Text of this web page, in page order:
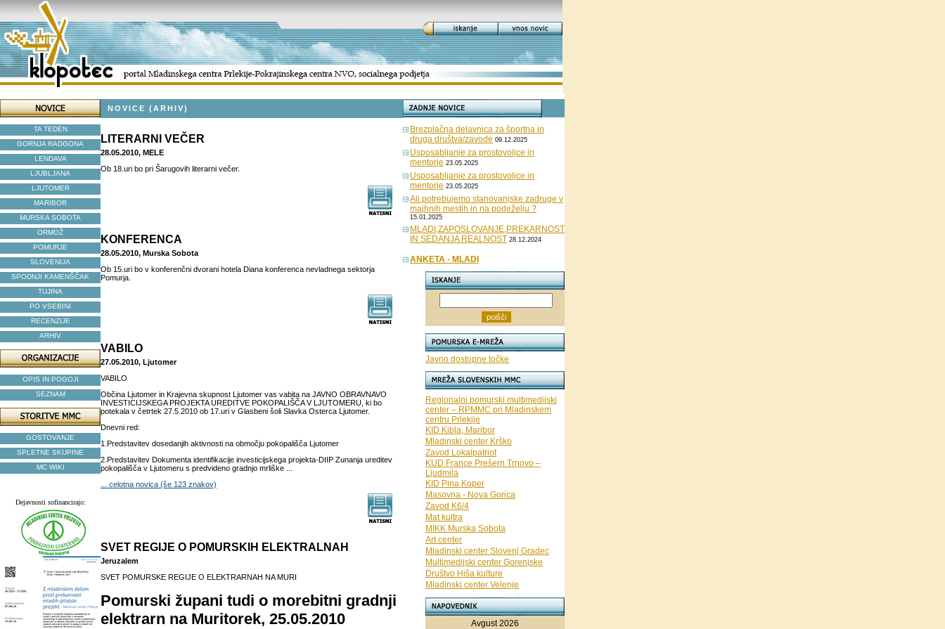
TA TEDEN
GORNJA RADGONA
LENDAVA
LJUBLJANA
LJUTOMER
MARIBOR
MURSKA SOBOTA
ORMOŽ
POMURJE
SLOVENIJA
SPODNJI KAMENŠČAK
TUJINA
PO VSEBINI
RECENZIJE
ARHIV
OPIS IN POGOJI
SEZNAM
GOSTOVANJE
SPLETNE SKUPINE
MC WIKI
Dejavnosti sofinancirajo:
NOVICE (ARHIV)
LITERARNI VEČER
28.05.2010, MELE
Ob 18.uri bo pri Šarugovih literarni večer.
KONFERENCA
28.05.2010, Murska Sobota
Ob 15.uri bo v konferenčni dvorani hotela Diana konferenca nevladnega sektorja
Pomurja.
VABILO
27.05.2010, Ljutomer
VABILO
Občina Ljutomer in Krajevna skupnost Ljutomer vas vabita na JAVNO OBRAVNAVO
INVESTICIJSKEGA PROJEKTA UREDITVE POKOPALIŠČA V LJUTOMERU, ki bo
potekala v četrtek 27.5.2010 ob 17.uri v Glasbeni šoli Slavka Osterca Ljutomer.
Dnevni red:
1.Predstavitev dosedanjih aktivnosti na območju pokopališča Ljutomer
2.Predstavitev Dokumenta identifikacije investicijskega projekta-DIIP Zunanja ureditev
pokopališča v Ljutomeru s predvideno gradnjo mrliške ...
... celotna novica (še 123 znakov)
SVET REGIJE O POMURSKIH ELEKTRALNAH
Jeruzalem
SVET POMURSKE REGIJE O ELEKTRARNAH NA MURI
Pomurski župani tudi o morebitni gradnji
elektrarn na Muritorek, 25.05.2010
Brezplačna delavnica za športna in
druga društva/zavode 09.12.2025
Usposabljanje za prostovoljce in
mentorje 23.05.2025
Usposabljanje za prostovoljce in
mentorje 23.05.2025
Ali potrebujemo stanovanjske zadruge v
majhnih mestih in na podeželju ?
15.01.2025
MLADI,ZAPOSLOVANJE,PREKARNOST
IN SEDANJA REALNOST 28.12.2024
ANKETA - MLADI
Javno dostopne točke
Regionalni pomurski multimedijski
center – RPMMC pri Mladinskem
centru Prlekije
KID Kibla, Maribor
Mladinski center Krško
Zavod Lokalpatriot
KUD France Prešern Trnovo –
Ljudmila
KID Pina Koper
Masovna - Nova Gorica
Zavod K6/4
Mat kultra
MIKK Murska Sobota
Art center
Mladinski center Slovenj Gradec
Multimedijski center Gorenjske
Društvo Hiša kulture
Mladinski center Velenje
Avgust 2026